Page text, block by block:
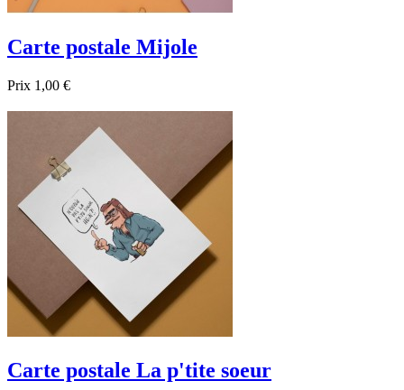
Carte postale Mijole
Prix 1,00 €
Promo !
Aperçu rapide
Carte postale La p'tite soeur